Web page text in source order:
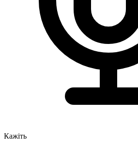
Кажіть